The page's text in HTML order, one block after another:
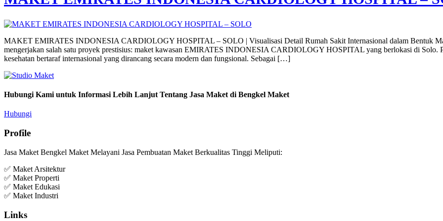
MAKET EMIRATES INDONESIA CARDIOLOGY HOSPITAL – SOLO | Visualisasi Detail Rumah Sakit Internasional dalam Bentuk
mengerjakan salah satu proyek prestisius: maket kawasan EMIRATES INDONESIA CARDIOLOGY HOSPITAL yang berlokasi di Solo.
kesehatan bertaraf internasional yang dirancang secara modern dan fungsional. Sebagai […]
Hubungi Kami untuk Informasi Lebih Lanjut Tentang Jasa Maket di Bengkel Maket
Hubungi
Profile
Jasa Maket Bengkel Maket Melayani Jasa Pembuatan Maket Berkualitas Tinggi Meliputi:
✅ Maket Arsitektur
✅ Maket Properti
✅ Maket Edukasi
✅ Maket Industri
Links